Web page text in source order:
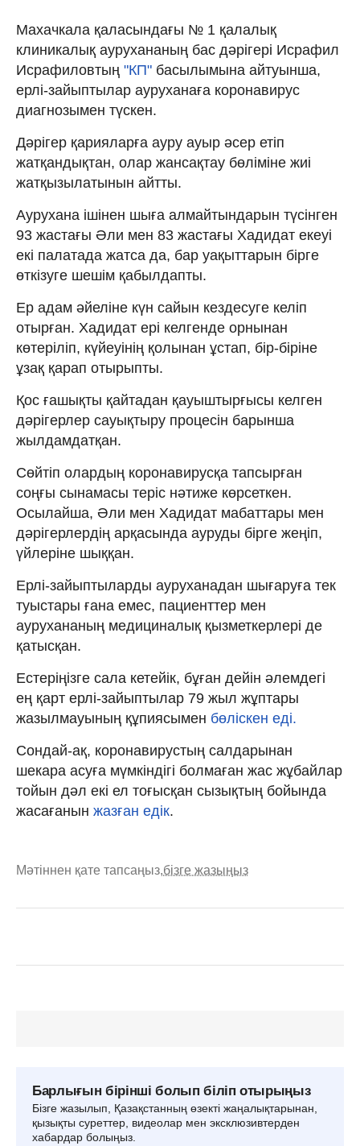
Махачкала қаласындағы № 1 қалалық
клиникалық аурухананың бас дәрігері Исрафил
Исрафиловтың "КП" басылымына айтуынша,
ерлі-зайыптылар ауруханаға коронавирус
диагнозымен түскен.
Дәрігер қарияларға ауру ауыр әсер етіп
жатқандықтан, олар жансақтау бөліміне жиі
жатқызылатынын айтты.
Аурухана ішінен шыға алмайтындарын түсінген
93 жастағы Әли мен 83 жастағы Хадидат екеуі
екі палатада жатса да, бар уақыттарын бірге
өткізуге шешім қабылдапты.
Ер адам әйеліне күн сайын кездесуге келіп
отырған. Хадидат ері келгенде орнынан
көтеріліп, күйеуінің қолынан ұстап, бір-біріне
ұзақ қарап отырыпты.
Қос ғашықты қайтадан қауыштырғысы келген
дәрігерлер сауықтыру процесін барынша
жылдамдатқан.
Сөйтіп олардың коронавирусқа тапсырған
соңғы сынамасы теріс нәтиже көрсеткен.
Осылайша, Әли мен Хадидат мабаттары мен
дәрігерлердің арқасында ауруды бірге жеңіп,
үйлеріне шыққан.
Ерлі-зайыптыларды ауруханадан шығаруға тек
туыстары ғана емес, пациенттер мен
аурухананың медициналық қызметкерлері де
қатысқан.
Естеріңізге сала кетейік, бұған дейін әлемдегі
ең қарт ерлі-зайыптылар 79 жыл жұптары
жазылмауының құпиясымен бөліскен еді.
Сондай-ақ, коронавирустың салдарынан
шекара асуға мүмкіндігі болмаған жас жұбайлар
тойын дәл екі ел тоғысқан сызықтың бойында
жасағанын жазған едік.
Мәтіннен қате тапсаңыз,бізге жазыңыз
Барлығын бірінші болып біліп отырыңыз
Бізге жазылып, Қазақстанның өзекті жаңалықтарынан,
қызықты суреттер, видеолар мен эксклюзивтерден
хабардар болыңыз.